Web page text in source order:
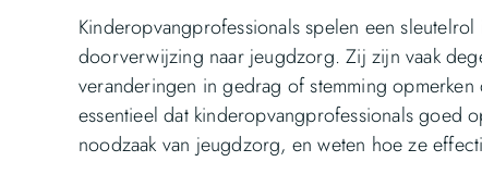
Kinderopvangprofessionals spelen een
doorverwijzing naar jeugdzorg. Zij zijn vaak
veranderingen in gedrag of stemming
essentieel dat kinderopvangprofessionals goed
noodzaak van jeugdzorg, en weten hoe ze